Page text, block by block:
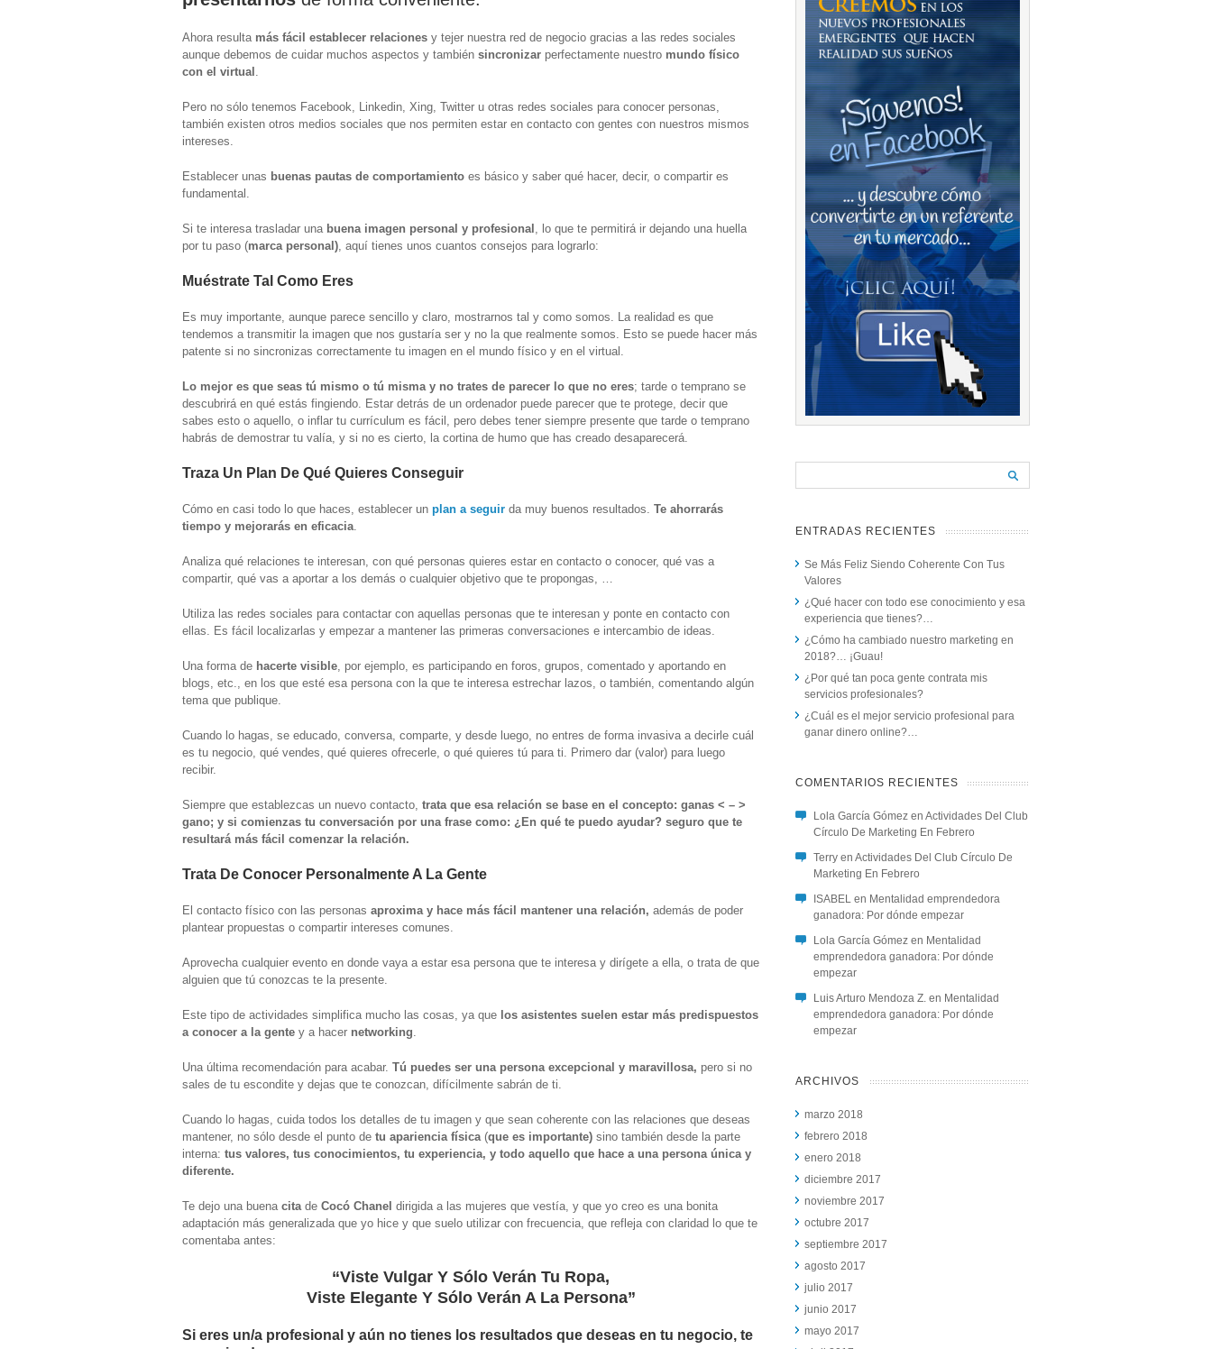
Ahora resulta más fácil establecer relaciones y tejer nuestra red de negocio gracias a las redes sociales
aunque debemos de cuidar muchos aspectos y también sincronizar perfectamente nuestro mundo físico
con el virtual
Pero no sólo tenemos Facebook, Linkedin, Xing, Twitter u otras redes sociales para conocer personas,
también existen otros medios sociales que nos permiten estar en contacto con gentes con nuestros mismos
intereses.
Establecer unas buenas pautas de comportamiento es básico y saber qué hacer, decir, o compartir es
fundamental.
Si te interesa trasladar una buena imagen personal y profesional , lo que te permitirá ir dejando una huella
por tu paso (marca personal) , aquí tienes unos cuantos consejos para lograrlo:
Muéstrate Tal Como Eres
Es muy importante, aunque parece sencillo y claro, mostrarnos tal y como somos. La realidad es que
tendemos a transmitir la imagen que nos gustaría ser y no la que realmente somos. Esto se puede hacer más
patente si no sincronizas correctamente tu imagen en el mundo físico y en el virtual.
Lo mejor es que seas tú mismo o tú misma y no trates de parecer lo que no eres; tarde o temprano se
descubrirá en qué estás fingiendo. Estar detrás de un ordenador puede parecer que te protege, decir que
sabes esto o aquello, o inflar tu currículum es fácil, pero debes tener siempre presente que tarde o temprano
habrás de demostrar tu valía, y si no es cierto, la cortina de humo que has creado desaparecerá.
Traza Un Plan De Qué Quieres Conseguir
Cómo en casi todo lo que haces, establecer un plan a seguir da muy buenos resultados. Te ahorrarás
tiempo y mejorarás en eficacia
Analiza qué relaciones te interesan, con qué personas quieres estar en contacto o conocer, qué vas a
compartir, qué vas a aportar a los demás o cualquier objetivo que te propongas, …
Utiliza las redes sociales para contactar con aquellas personas que te interesan y ponte en contacto con
ellas. Es fácil localizarlas y empezar a mantener las primeras conversaciones e intercambio de ideas.
Una forma de hacerte visible , por ejemplo, es participando en foros, grupos, comentado y aportando en
blogs, etc., en los que esté esa persona con la que te interesa estrechar lazos, o también, comentando algún
tema que publique.
Cuando lo hagas, se educado, conversa, comparte, y desde luego, no entres de forma invasiva a decirle cuál
es tu negocio, qué vendes, qué quieres ofrecerle, o qué quieres tú para ti. Primero dar (valor) para luego
recibir.
Siempre que establezcas un nuevo contacto, trata que esa relación se base en el concepto: ganas < – >
gano; y si comienzas tu conversación por una frase como: ¿En qué te puedo ayudar? seguro que te
resultará más fácil comenzar la relación.
Trata De Conocer Personalmente A La Gente
El contacto físico con las personas aproxima y hace más fácil mantener una relación, además de poder
plantear propuestas o compartir intereses comunes.
Aprovecha cualquier evento en donde vaya a estar esa persona que te interesa y dirígete a ella, o trata de que
alguien que tú conozcas te la presente.
Este tipo de actividades simplifica mucho las cosas, ya que los asistentes suelen estar más predispuestos
a conocer a la gente y a hacer networking
Una última recomendación para acabar. Tú puedes ser una persona excepcional y maravillosa, pero si no
sales de tu escondite y dejas que te conozcan, difícilmente sabrán de ti.
Cuando lo hagas, cuida todos los detalles de tu imagen y que sean coherente con las relaciones que deseas
mantener, no sólo desde el punto de tu apariencia física (que es importante) sino también desde la parte
interna: tus valores, tus conocimientos, tu experiencia, y todo aquello que hace a una persona única y
diferente.
Te dejo una buena cita de Cocó Chanel dirigida a las mujeres que vestía, y que yo creo es una bonita
adaptación más generalizada que yo hice y que suelo utilizar con frecuencia, que refleja con claridad lo que te
comentaba antes:
“Viste Vulgar Y Sólo Verán Tu Ropa,
Viste Elegante Y Sólo Verán A La Persona”
Si eres un/a profesional y aún no tienes los resultados que deseas en tu negocio, te
ENTRADAS RECIENTES
Se Más Feliz Siendo Coherente Con Tus
Valores
¿Qué hacer con todo ese conocimiento y esa
experiencia que tienes?…
¿Cómo ha cambiado nuestro marketing en
2018?… ¡Guau!
¿Por qué tan poca gente contrata mis
servicios profesionales?
¿Cuál es el mejor servicio profesional para
ganar dinero online?…
COMENTARIOS RECIENTES
Lola García Gómez en Actividades Del Club
Círculo De Marketing En Febrero
Terry en Actividades Del Club Círculo De
Marketing En Febrero
ISABEL en Mentalidad emprendedora
ganadora: Por dónde empezar
Lola García Gómez en Mentalidad
emprendedora ganadora: Por dónde
empezar
Luis Arturo Mendoza Z. en Mentalidad
emprendedora ganadora: Por dónde
empezar
ARCHIVOS
marzo 2018
febrero 2018
enero 2018
diciembre 2017
noviembre 2017
octubre 2017
septiembre 2017
agosto 2017
julio 2017
junio 2017
mayo 2017